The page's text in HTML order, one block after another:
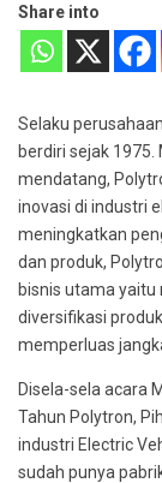
Share into
Selaku
berdiri sejak
mendatang,
inovasi di industri
meningkatkan
dan produk,
bisnis utama
diversifikasi
memperluas
Disela-sela acara
Tahun Polytron,
industri Electric
sudah punya